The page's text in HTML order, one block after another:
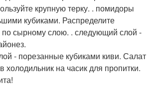
крупную терку. . помидоры
кубиками. Распределите
по сырному слою. . следующий слой -
- порезанные кубиками киви. Салат
холодильник на часик для пропитки.